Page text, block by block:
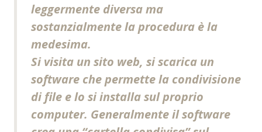
leggermente diversa ma
sostanzialmente la procedura è la
medesima.
Si visita un sito web, si scarica un
software che permette la condivisione
di file e lo si installa sul proprio
computer. Generalmente il software